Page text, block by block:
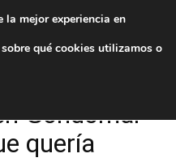
Gondomar
quería
mejor experiencia en
qué cookies utilizamos o